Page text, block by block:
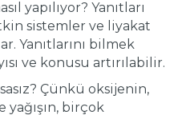
yapılıyor? Yanıtları
sistemler ve liyakat
Yanıtlarını bilmek
ve konusu artırılabilir.
Çünkü oksijenin,
yağışın, birçok